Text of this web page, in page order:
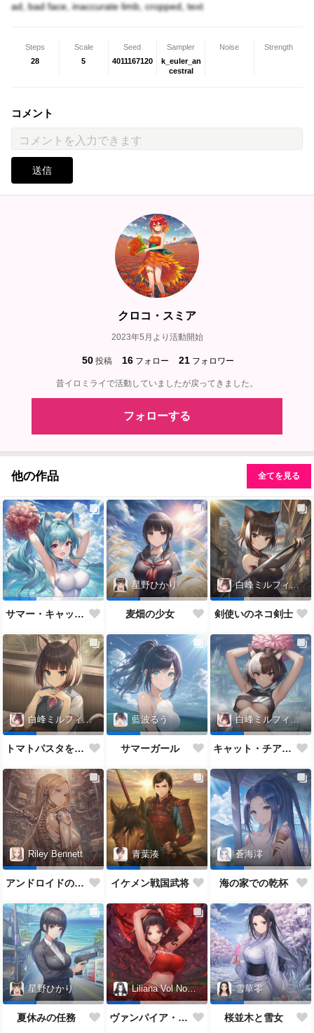
ad, bad face, inaccurate limb, cropped, text
Steps
28
Scale
5
Seed
4011167120
Sampler
k_euler_an
cestral
Noise Strength
コメント
送信
クロコ・スミア
2023年5月より活動開始
50 投稿 16 フォロー 21 フォロワー
昔イロミライで活動していましたが戻ってきました。
フォローする
他の作品 全てを見る
サマー・キャット・チアガール
星野ひかり
麦畑の少女
白峰ミルフィーユ
剣使いのネコ剣士
白峰ミルフィーユ
トマトパスタを食べるネコJK
藍波るう
サマーガール
白峰ミルフィーユ
キャット・チアガール
Riley Bennett
アンドロイドの女性
青葉湊
イケメン戦国武将
蒼海澪
海の家での乾杯
星野ひかり
夏休みの任務
Liliana Vol Noctis
ヴァンパイア・チアガール
雪華零
桜並木と雪女